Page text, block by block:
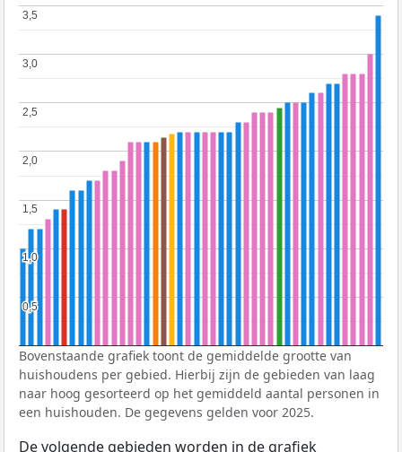
0,5
0,5
1,0
1,0
1,5
1,5
2,0
2,0
2,5
2,5
3,0
3,0
3,5
3,5
Bovenstaande grafiek toont de gemiddelde grootte van
huishoudens per gebied. Hierbij zijn de gebieden van laag
naar hoog gesorteerd op het gemiddeld aantal personen in
een huishouden. De gegevens gelden voor 2025.
De volgende gebieden worden in de grafiek